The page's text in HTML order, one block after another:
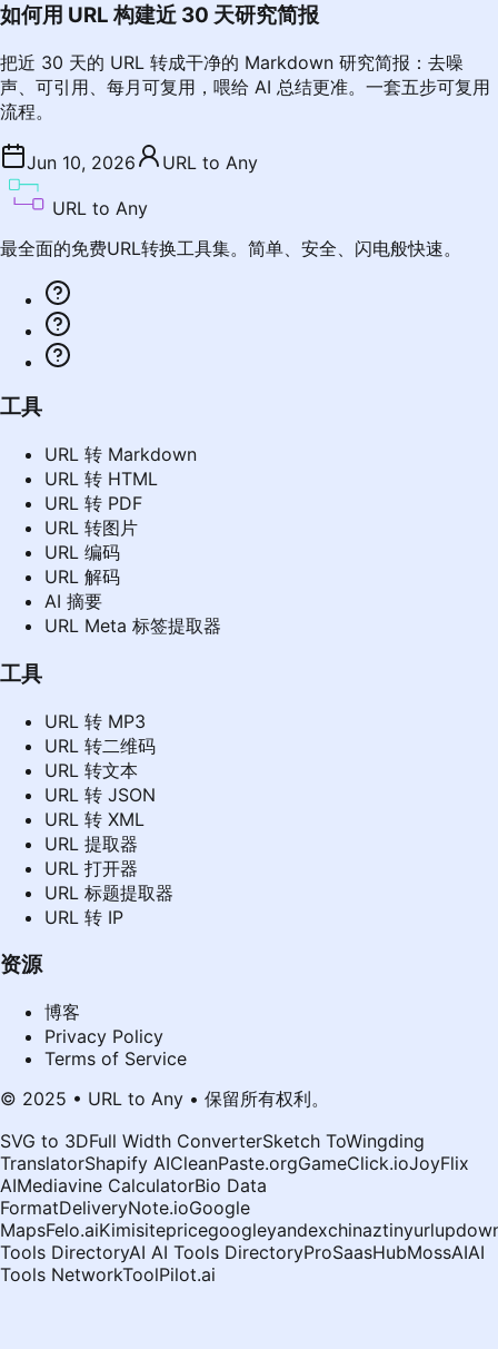
如何用 URL 构建近 30 天研究简报
把近 30 天的 URL 转成干净的 Markdown 研究简报：去噪
声、可引用、每月可复用，喂给 AI 总结更准。一套五步可复用
流程。
Jun 10, 2026 URL to Any
URL to Any
最全面的免费URL转换工具集。简单、安全、闪电般快速。
工具
URL 转 Markdown
URL 转 HTML
URL 转 PDF
URL 转图片
URL 编码
URL 解码
AI 摘要
URL Meta 标签提取器
工具
URL 转 MP3
URL 转二维码
URL 转文本
URL 转 JSON
URL 转 XML
URL 提取器
URL 打开器
URL 标题提取器
URL 转 IP
资源
博客
Privacy Policy
Terms of Service
© 2025 • URL to Any • 保留所有权利。
SVG to 3DFull Width ConverterSketch ToWingding
TranslatorShapify AICleanPaste.orgGameClick.ioJoyFlix
AIMediavine CalculatorBio Data
FormatDeliveryNote.ioGoogle
MapsFelo.aiKimisitepricegoogleyandexchinaztinyurl
Tools DirectoryAI AI Tools DirectoryProSaasHubMossAIAI
Tools NetworkToolPilot.ai